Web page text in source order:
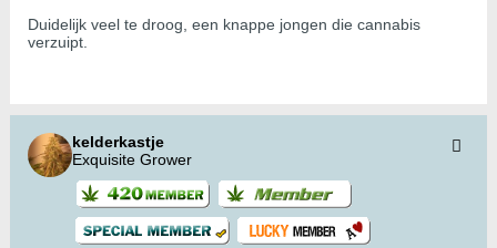
Duidelijk veel te droog, een knappe jongen die cannabis
verzuipt.
kelderkastje
Exquisite Grower